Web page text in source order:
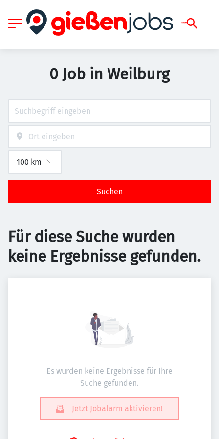
0 Job in Weilburg
Suchen
Für diese Suche wurden
keine Ergebnisse gefunden.
Es wurden keine Ergebnisse für Ihre
Suche gefunden.
Jetzt Jobalarm aktivieren!